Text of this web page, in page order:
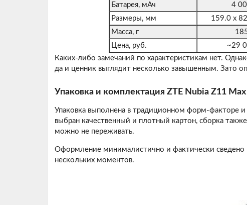
Батарея, мАч
4
Размеры, мм
159.0 х
Масса, г
Цена, руб.
~29
Каких-либо замечаний по характеристикам нет.
да и ценник выглядит несколько завышенным. Зато
Упаковка и комплектация ZTE Nubia Z11 Max
Упаковка выполнена в традиционном форм-факторе
выбран качественный и плотный картон, сборка
можно не переживать.
Оформление минималистично и фактически
нескольких моментов.